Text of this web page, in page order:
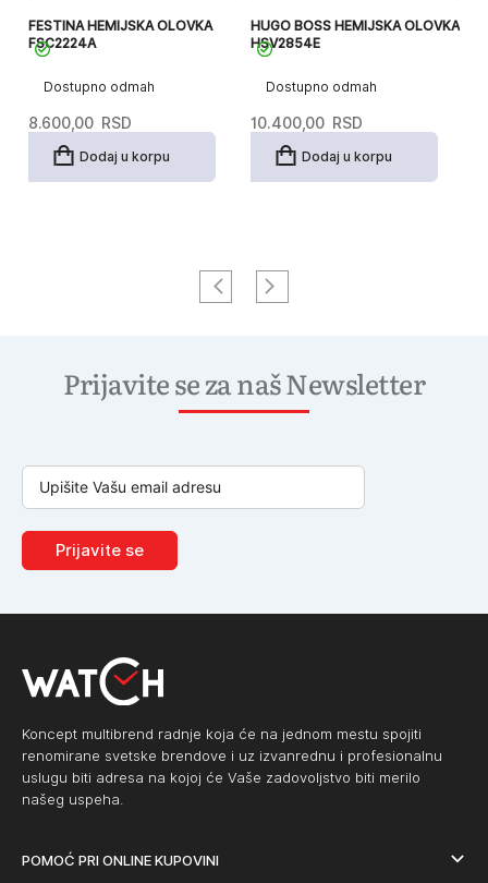
Dostupno odmah
FESTINA HEMIJSKA OLOVKA
FSC2224A
8.600,00 RSD
Dodaj u korpu
Dostupno odmah
HUGO BOSS HEMIJSKA OLOVKA
HSV2854E
10.400,00 RSD
Dodaj u korpu
Prijavite se za naš Newsletter
Prijavite se
Koncept multibrend radnje koja će na jednom mestu spojiti
renomirane svetske brendove i uz izvanrednu i profesionalnu
uslugu biti adresa na kojoj će Vaše zadovoljstvo biti merilo
našeg uspeha.
POMOĆ PRI ONLINE KUPOVINI